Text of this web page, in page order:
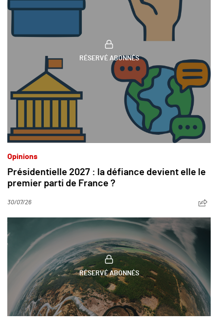
RÉSERVÉ ABONNÉS
Opinions
Présidentielle 2027 : la défiance devient elle le
premier parti de France ?
30/07/26
RÉSERVÉ ABONNÉS